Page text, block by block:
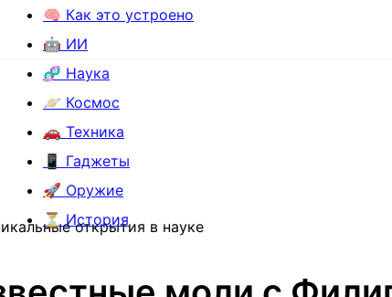
🧠 Как это устроено
🤖 ИИ
🧬 Наука
🪐 Космос
🚗 Техника
📱 Гаджеты
🚀 Оружие
⏳ История
открытия в науке